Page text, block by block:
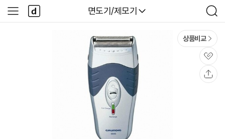
다나와
면도기/제모기
검
색
사
이
다
나
와
상품비교
관
심